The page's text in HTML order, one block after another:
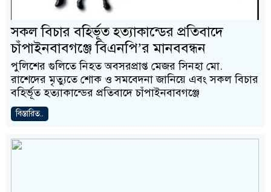
সকল বিচার বহির্ভূত হত্যাকান্ডের প্রতিবাদে
চাঁপাইনবাবগঞ্জে বিএনপি’র মানববন্ধন
পুলিশের গুলিতে নিহত অবসরপ্রাপ্ত মেজর সিনহা মো.
রাশেদের মৃত্যুতে শোক ও সমবেদনা জানিয়ে এবং সকল বিচার
বহির্ভূত হত্যাকান্ডের প্রতিবাদে চাঁপাইনবাবগঞ্জে
বিস্তারিত..